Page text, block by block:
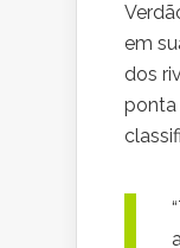
em
dos
ponta